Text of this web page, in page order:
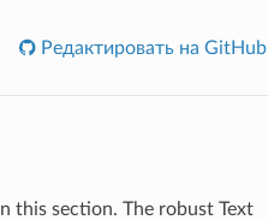
Редактировать на GitHub
this section. The robust Text